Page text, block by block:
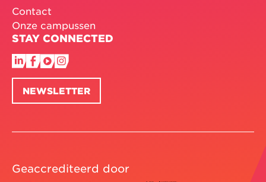
Contact
Onze campussen
STAY CONNECTED
NEWSLETTER
Geaccrediteerd door